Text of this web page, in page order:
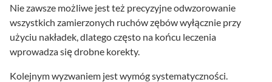
Nie zawsze możliwe jest też precyzyjne odwzorowanie
wszystkich zamierzonych ruchów zębów wyłącznie przy
użyciu nakładek, dlatego często na końcu leczenia
wprowadza się drobne korekty.
Kolejnym wyzwaniem jest wymóg systematyczności.